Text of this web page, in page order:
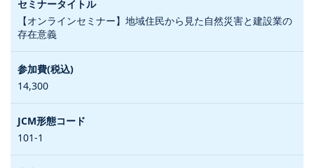
【オンラインセミナー】地域住民から見た自然災害と建設業の
存在意義
14,300
101-1